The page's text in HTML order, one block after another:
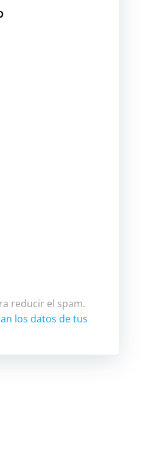
reducir el spam.
los datos de tus